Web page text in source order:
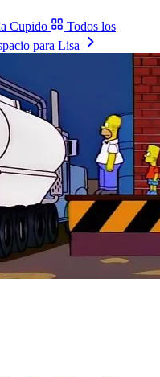
Cupido
Todos los
para Lisa